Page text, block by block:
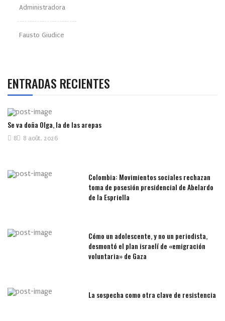
Administradora
Fausto Giudice
ENTRADAS RECIENTES
Se va doña Olga, la de las arepas
8 août, 2026
8
Colombia: Movimientos sociales rechazan
toma de posesión presidencial de Abelardo
de la Espriella
Cómo un adolescente, y no un periodista,
desmontó el plan israelí de «emigración
voluntaria» de Gaza
La sospecha como otra clave de resistencia